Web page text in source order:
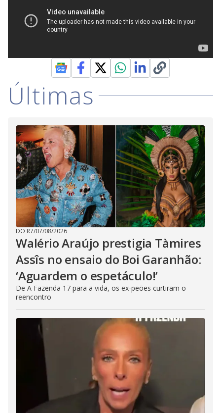
Últimas
DO R7/07/08/2026
Walério Araújo prestigia Tàmires
Assîs no ensaio do Boi Garanhão:
‘Aguardem o espetáculo!’
De A Fazenda 17 para a vida, os ex-peões curtiram o
reencontro